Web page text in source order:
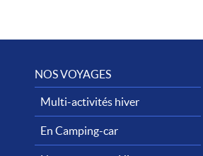
NOS VOYAGES
Multi-activités hiver
En Camping-car